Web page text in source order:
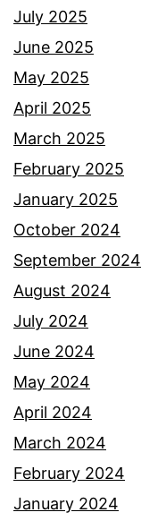
a
k
n
a
k
c
i
p
t
a
l
a
g
u
u
n
t
July 2025
June 2025
May 2025
April 2025
March 2025
February 2025
January 2025
October 2024
September 2024
August 2024
July 2024
June 2024
May 2024
April 2024
March 2024
February 2024
January 2024